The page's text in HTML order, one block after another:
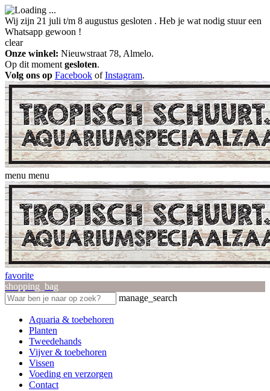
Wij zijn 21 juli t/m 8 augustus gesloten . Heb je wat nodig stuur een
Whatsapp gewoon !
clear
Onze winkel: Nieuwstraat 78, Almelo.
Op dit moment gesloten.
Volg ons op Facebook ofInstagram.
menu menu
favorite
shopping_bag
manage_search
Aquaria & toebehoren
Planten
Tweedehands
Vijver & toebehoren
Vissen
Voeding en verzorgen
Contact